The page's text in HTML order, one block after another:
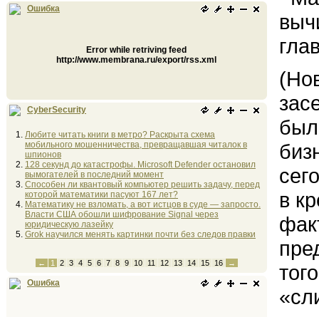
Ошибка
Error while retriving feed
http://www.membrana.ru/export/rss.xml
CyberSecurity
Любите читать книги в метро? Раскрыта схема
мобильного мошенничества, превращавшая читалок в
шпионов
128 секунд до катастрофы. Microsoft Defender остановил
вымогателей в последний момент
Способен ли квантовый компьютер решить задачу, перед
которой математики пасуют 167 лет?
Математику не взломать, а вот истцов в суде — запросто.
Власти США обошли шифрование Signal через
юридическую лазейку
Grok научился менять картинки почти без следов правки
← 1 2 3 4 5 6 7 8 9 10 11 12 13 14 15 16 →
Ошибка
в